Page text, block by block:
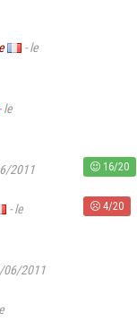
- le
- le
2011 16/20
- le
4/20
06/2011